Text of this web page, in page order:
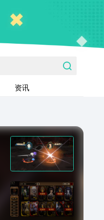
资讯